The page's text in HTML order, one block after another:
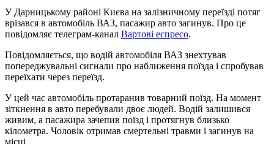
У Дарницькому районі Києва на залізничному переїзді потяг
врізався в автомобіль ВАЗ, пасажир авто загинув. Про це
повідомляє телеграм-канал Вартові еспресо.
Повідомляється, що водій автомобіля ВАЗ знехтував
попереджувальні сигнали про наближення поїзда і спробував
переїхати через переїзд.
У цей час автомобіль протаранив товарний поїзд. На момент
зіткнення в авто перебували двоє людей. Водій залишився
живим, а пасажира зачепив поїзд і протягнув близько
кілометра. Чоловік отримав смертельні травми і загинув на
місці.